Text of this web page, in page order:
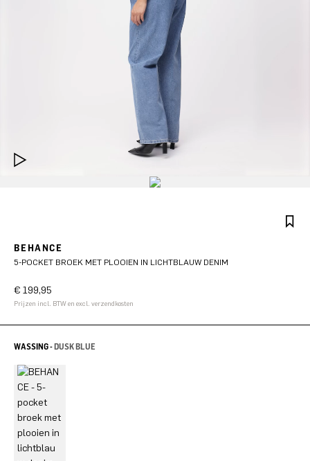
BEHANCE
5-POCKET BROEK MET PLOOIEN IN LICHTBLAUW DENIM
€ 199,95
Prijzen incl. BTW en excl. verzendkosten
WASSING -DUSK BLUE